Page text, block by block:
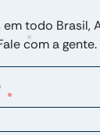
todo Brasil,
com a gente.